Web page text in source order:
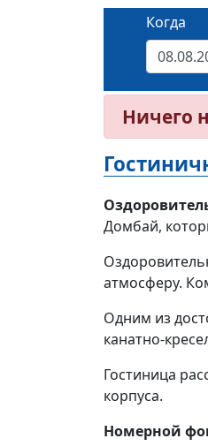
Когда
Ничего
Домбай,
атмосферу.
Одним из
канатно-
Гостиница
корпуса.
Номерной